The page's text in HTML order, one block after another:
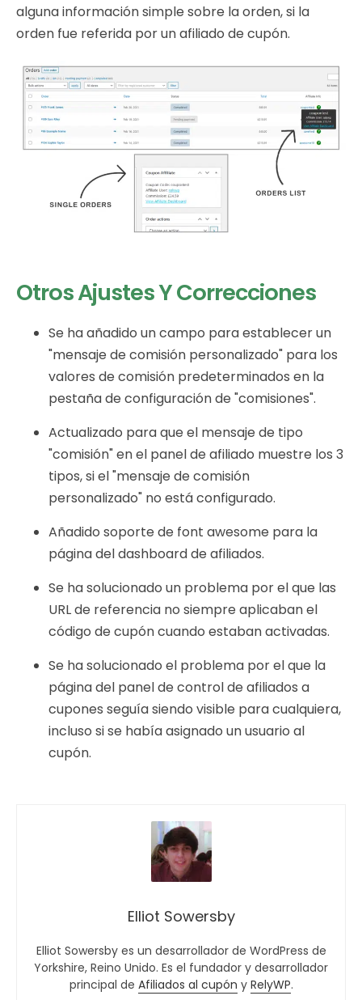
alguna información simple sobre la orden, si la
orden fue referida por un afiliado de cupón.
Otros Ajustes Y Correcciones
Se ha añadido un campo para establecer un
"mensaje de comisión personalizado" para los
valores de comisión predeterminados en la
pestaña de configuración de "comisiones".
Actualizado para que el mensaje de tipo
"comisión" en el panel de afiliado muestre los 3
tipos, si el "mensaje de comisión
personalizado" no está configurado.
Añadido soporte de font awesome para la
página del dashboard de afiliados.
Se ha solucionado un problema por el que las
URL de referencia no siempre aplicaban el
código de cupón cuando estaban activadas.
Se ha solucionado el problema por el que la
página del panel de control de afiliados a
cupones seguía siendo visible para cualquiera,
incluso si se había asignado un usuario al
cupón.
Elliot Sowersby
Elliot Sowersby es un desarrollador de WordPress de
Yorkshire, Reino Unido. Es el fundador y desarrollador
principal de Afiliados al cupón y RelyWP.